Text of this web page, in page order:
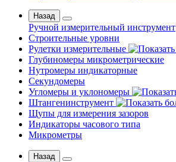
Назад
Ручной измерительный инструмент
Строительные уровни
Рулетки измерительные
Глубиномеры микрометрические
Нутромеры индикаторные
Секундомеры
Угломеры и уклономеры
Штангенинструмент
Щупы для измерения зазоров
Индикаторы часового типа
Микрометры
Назад